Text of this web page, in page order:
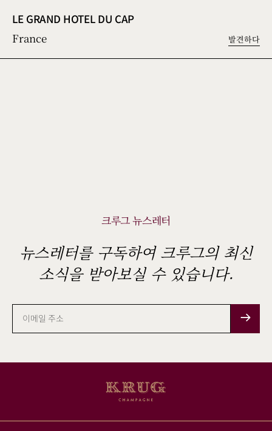
LE GRAND HOTEL DU CAP
France 발견하다
크루그 뉴스레터
뉴스레터를 구독하여 크루그의 최신
소식을 받아보실 수 있습니다.
이
메
일
주
소